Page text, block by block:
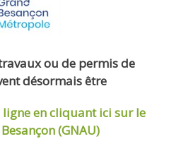
ou de permis de
désormais être
ligneen cliquant ici sur le
(GNAU)